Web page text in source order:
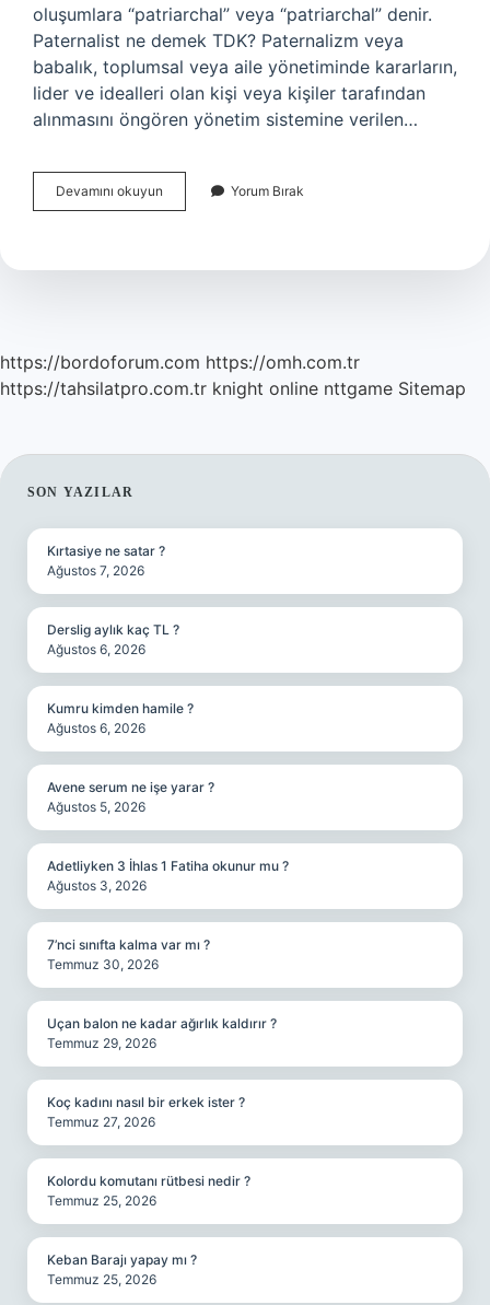
oluşumlara “patriarchal” veya “patriarchal” denir.
Paternalist ne demek TDK? Paternalizm veya
babalık, toplumsal veya aile yönetiminde kararların,
lider ve idealleri olan kişi veya kişiler tarafından
alınmasını öngören yönetim sistemine verilen…
Devamını okuyun Filantrop
Ne
Yorum Bırak
https://bordoforum.com https://omh.com.tr
https://tahsilatpro.com.tr knight online nttgame Sitemap
SIDEBAR
SON YAZILAR
Kırtasiye ne satar ?
Ağustos 7, 2026
Derslig aylık kaç TL ?
Ağustos 6, 2026
Kumru kimden hamile ?
Ağustos 6, 2026
Avene serum ne işe yarar ?
Ağustos 5, 2026
Adetliyken 3 İhlas 1 Fatiha okunur mu ?
Ağustos 3, 2026
7’nci sınıfta kalma var mı ?
Temmuz 30, 2026
Uçan balon ne kadar ağırlık kaldırır ?
Temmuz 29, 2026
Koç kadını nasıl bir erkek ister ?
Temmuz 27, 2026
Kolordu komutanı rütbesi nedir ?
Temmuz 25, 2026
Keban Barajı yapay mı ?
Temmuz 25, 2026